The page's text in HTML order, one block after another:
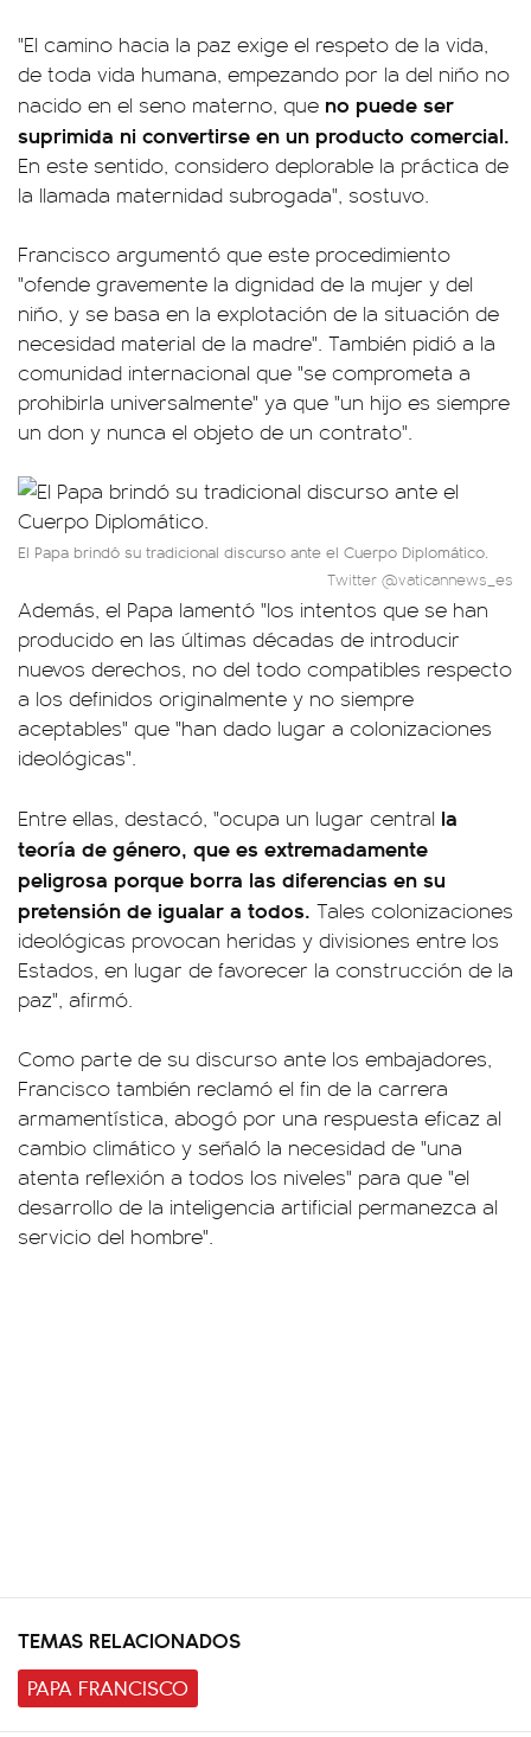
"El camino hacia la paz exige el respeto de la vida,
de toda vida humana, empezando por la del niño no
nacido en el seno materno, que no puede ser
suprimida ni convertirse en un producto comercial.
En este sentido, considero deplorable la práctica de
la llamada maternidad subrogada", sostuvo.
Francisco argumentó que este procedimiento
"ofende gravemente la dignidad de la mujer y del
niño, y se basa en la explotación de la situación de
necesidad material de la madre". También pidió a la
comunidad internacional que "se comprometa a
prohibirla universalmente" ya que "un hijo es siempre
un don y nunca el objeto de un contrato".
El Papa brindó su tradicional discurso ante el Cuerpo Diplomático.
Twitter @vaticannews_es
Además, el Papa lamentó "los intentos que se han
producido en las últimas décadas de introducir
nuevos derechos, no del todo compatibles respecto
a los definidos originalmente y no siempre
aceptables" que "han dado lugar a colonizaciones
ideológicas".
Entre ellas, destacó, "ocupa un lugar central la
teoría de género, que es extremadamente
peligrosa porque borra las diferencias en su
pretensión de igualar a todos. Tales colonizaciones
ideológicas provocan heridas y divisiones entre los
Estados, en lugar de favorecer la construcción de la
paz", afirmó.
Como parte de su discurso ante los embajadores,
Francisco también reclamó el fin de la carrera
armamentística, abogó por una respuesta eficaz al
cambio climático y señaló la necesidad de "una
atenta reflexión a todos los niveles" para que "el
desarrollo de la inteligencia artificial permanezca al
servicio del hombre".
TEMAS RELACIONADOS
PAPA FRANCISCO